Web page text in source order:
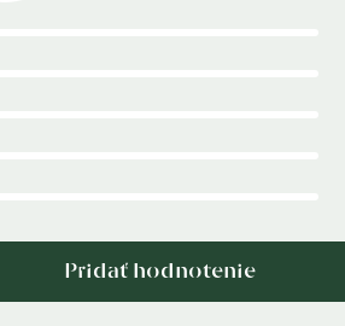
Pridať hodnotenie